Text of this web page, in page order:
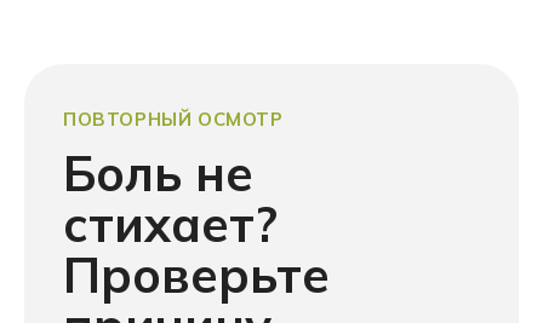
ПОВТОРНЫЙ ОСМОТР
Боль не
стихает?
Проверьте